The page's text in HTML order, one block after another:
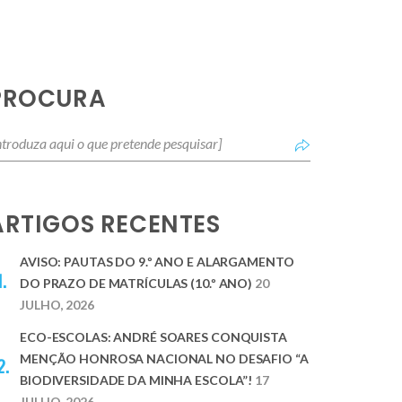
RECENTES
AVISO: PAUTAS DO 9.º ANO E ALARGAMENTO
DO PRAZO DE MATRÍCULAS (10.º ANO) 20
JULHO, 2026
ECO-ESCOLAS: ANDRÉ SOARES CONQUISTA
MENÇÃO HONROSA NACIONAL NO DESAFIO “A
BIODIVERSIDADE DA MINHA ESCOLA”! 17